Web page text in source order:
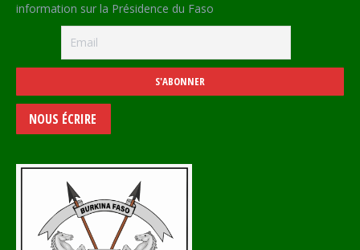
information sur la Présidence du Faso
NOUS ÉCRIRE